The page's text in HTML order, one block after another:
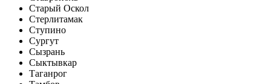
Старый Оскол
Стерлитамак
Ступино
Сургут
Сызрань
Сыктывкар
Таганрог